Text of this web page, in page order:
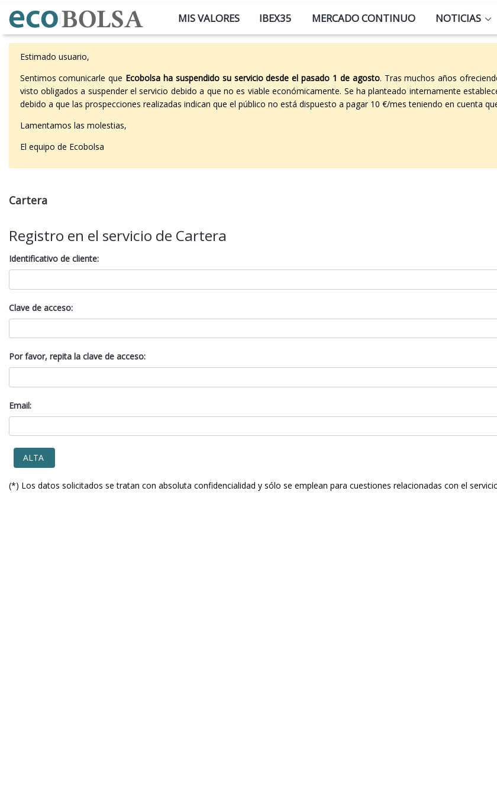
MIS VALORES IBEX35 MERCADO CONTINUO NOTICIAS
Estimado usuario,
Sentimos comunicarle que Ecobolsa ha suspendido su servicio desde el pasado 1 de agosto. Tras muchos años
visto obligados a suspender el servicio debido a que no es viable económicamente. Se ha planteado internamente
debido a que las prospecciones realizadas indican que el público no está dispuesto a pagar 10 €/mes teniendo en cuenta
Lamentamos las molestias,
El equipo de Ecobolsa
Cartera
Registro en el servicio de Cartera
Identificativo de cliente:
Clave de acceso:
Por favor, repita la clave de acceso:
Email:
(*) Los datos solicitados se tratan con absoluta confidencialidad y sólo se emplean para cuestiones relacionadas con el